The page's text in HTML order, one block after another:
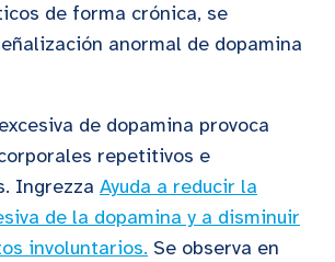
de forma crónica, se
anormal de dopamina
de dopamina provoca
repetitivos e
Ingrezza Ayuda a reducir la
de la dopamina y a disminuir
involuntarios. Se observa en